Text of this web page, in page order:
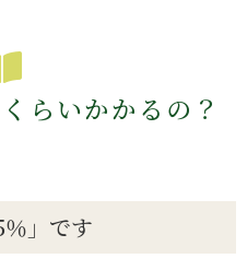
らいかかるの？
」です